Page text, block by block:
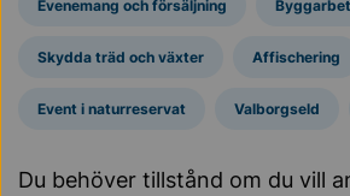
Evenemang och försäljning
Skydda träd och växter Affischering
Event i naturreservat Valborgseld
Du behöver tillstånd om du vill